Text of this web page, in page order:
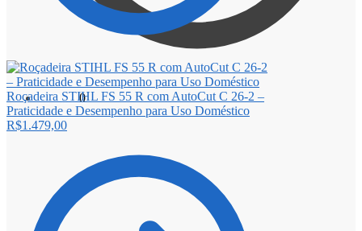
R$0,00 0
Roçadeira STIHL FS 55 R com AutoCut C 26-2 –
Praticidade e Desempenho para Uso Doméstico
R$1.479,00